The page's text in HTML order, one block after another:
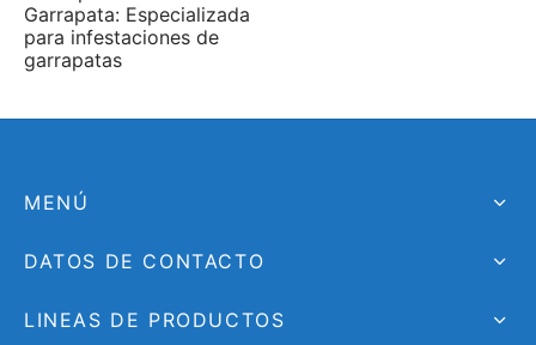
Garrapata: Especializada
para infestaciones de
garrapatas
MENÚ
DATOS DE CONTACTO
LINEAS DE PRODUCTOS